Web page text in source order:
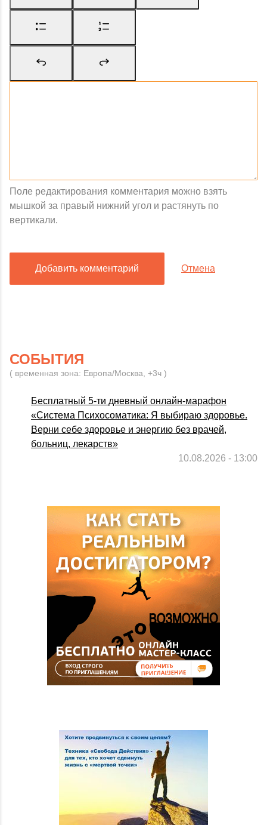
Поле редактирования комментария можно взять
мышкой за правый нижний угол и растянуть по
вертикали.
Добавить комментарий Отмена
СОБЫТИЯ
( временная зона: Европа/Москва, +3ч )
Бесплатный 5-ти дневный онлайн-марафон
«Система Психосоматика: Я выбираю здоровье.
Верни себе здоровье и энергию без врачей,
больниц, лекарств»
10.08.2026 - 13:00